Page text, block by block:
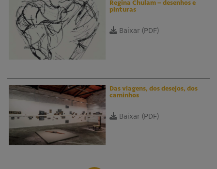
Regina Chulam – desenhos e
pinturas
Baixar (PDF)
Das viagens, dos desejos, dos
caminhos
Baixar (PDF)